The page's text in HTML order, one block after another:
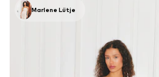
Marlene Lütje